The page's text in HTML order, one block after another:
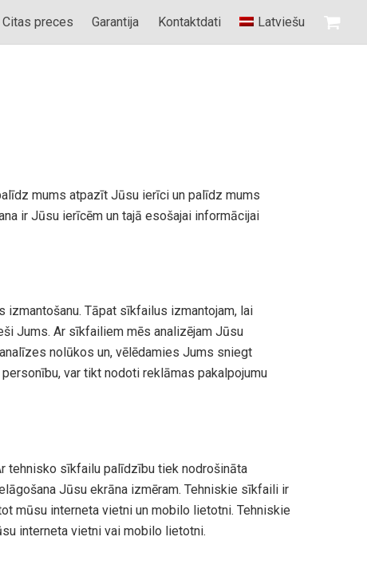
Citas preces Garantija Kontaktdati Latviešu
mums atpazīt Jūsu ierīci un palīdz mums
ir Jūsu ierīcēm un tajā esošajai informācijai
Tāpat sīkfailus izmantojam, lai
Jums. Ar sīkfailiem mēs analizējam Jūsu
nolūkos un, vēlēdamies Jums sniegt
var tikt nodoti reklāmas pakalpojumu
tehnisko sīkfailu palīdzību tiek nodrošināta
Jūsu ekrāna izmēram. Tehniskie sīkfaili ir
mūsu interneta vietni un mobilo lietotni. Tehniskie
interneta vietni vai mobilo lietotni.